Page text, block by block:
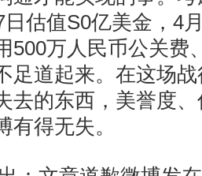
估值S0亿美金，4
500万人民币公关费
足道起来。在这场
去的东西，美誉度
有得无失。